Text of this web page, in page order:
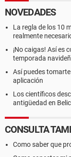
NOVEDADES
La regla de los 10
realmente
¡No caigas! Así es
temporada
Así puedes
aplicación
Los científicos
antigüedad en
CONSULTA
Como saber que